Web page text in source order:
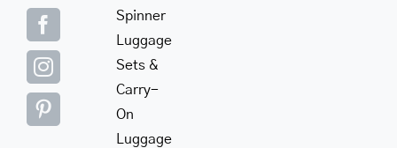
Spinner
Luggage
Sets &
Carry-
On
Luggage